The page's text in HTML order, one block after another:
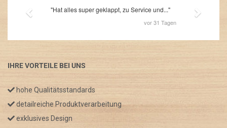
IHRE VORTEILE BEI UNS
hohe Qualitätsstandards
detailreiche Produktverarbeitung
exklusives Design